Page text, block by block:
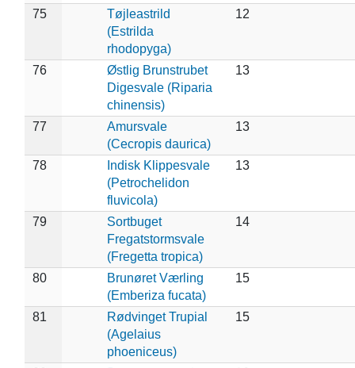
75
Tøjleastrild
(Estrilda
rhodopyga)
12
76
Østlig Brunstrubet
Digesvale (Riparia
chinensis)
13
77
Amursvale
(Cecropis daurica)
13
78
Indisk Klippesvale
(Petrochelidon
fluvicola)
13
79
Sortbuget
Fregatstormsvale
(Fregetta tropica)
14
80
Brunøret Værling
(Emberiza fucata)
15
81
Rødvinget Trupial
(Agelaius
phoeniceus)
15